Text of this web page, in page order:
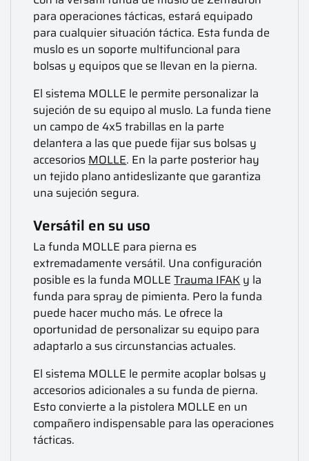
para operaciones tácticas, estará equipado
para cualquier situación táctica. Esta funda de
muslo es un soporte multifuncional para
bolsas y equipos que se llevan en la pierna.
El sistema MOLLE le permite personalizar la
sujeción de su equipo al muslo. La funda tiene
un campo de 4x5 trabillas en la parte
delantera a las que puede fijar sus bolsas y
accesorios MOLLE. En la parte posterior hay
un tejido plano antideslizante que garantiza
una sujeción segura.
Versátil en su uso
La funda MOLLE para pierna es
extremadamente versátil. Una configuración
posible es la funda MOLLETrauma IFAKy la
funda para spray de pimienta. Pero la funda
puede hacer mucho más. Le ofrece la
oportunidad de personalizar su equipo para
adaptarlo a sus circunstancias actuales.
El sistema MOLLE le permite acoplar bolsas y
accesorios adicionales a su funda de pierna.
Esto convierte a la pistolera MOLLE en un
compañero indispensable para las operaciones
tácticas.